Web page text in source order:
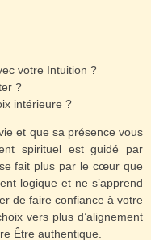
votre Intuition ?
?
intérieure ?
et que sa présence vous
spirituel est guidé par
se fait plus par le cœur que
logique et ne s’apprend
de faire confiance à votre
vers plus d’alignement
Être authentique.